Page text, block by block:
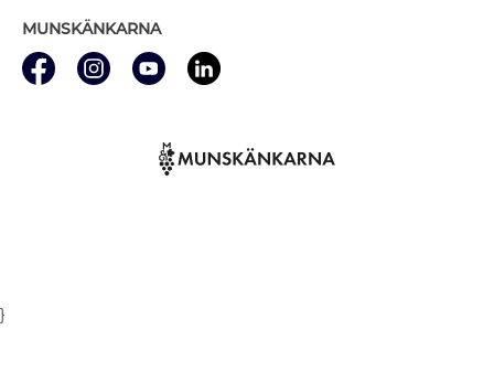
MUNSKÄNKARNA
}